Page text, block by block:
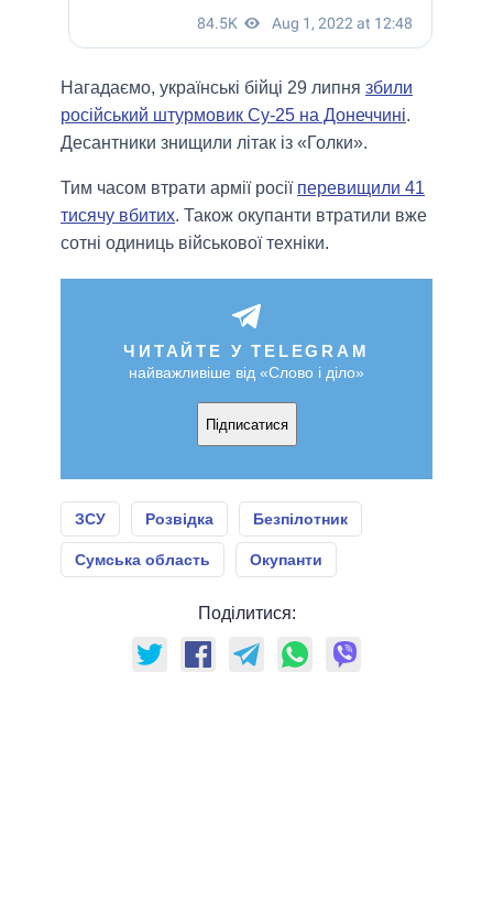
Нагадаємо, українські бійці 29 липня збили
російський штурмовик Су-25 на Донеччині.
Десантники знищили літак із «Голки».
Тим часом втрати армії росії перевищили 41
тисячу вбитих. Також окупанти втратили вже
сотні одиниць військової техніки.
ЧИТАЙТЕ У TELEGRAM
найважливіше від «Слово і діло»
Підписатися
ЗСУ Розвідка Безпілотник
Сумська область Окупанти
Поділитися: